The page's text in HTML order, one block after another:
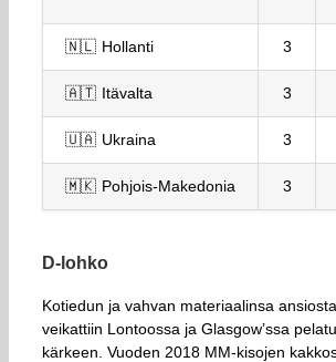
🇳🇱 Hollanti 3
🇦🇹 Itävalta 3
🇺🇦 Ukraina 3
🇲🇰 Pohjois-Makedonia 3
D-lohko
Kotiedun ja vahvan materiaalinsa
veikattiin Lontoossa ja Glasgow’ssa
kärkeen. Vuoden 2018 MM-kisojen